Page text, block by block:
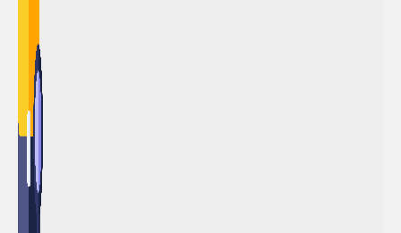
ติดต่อเทศบาล